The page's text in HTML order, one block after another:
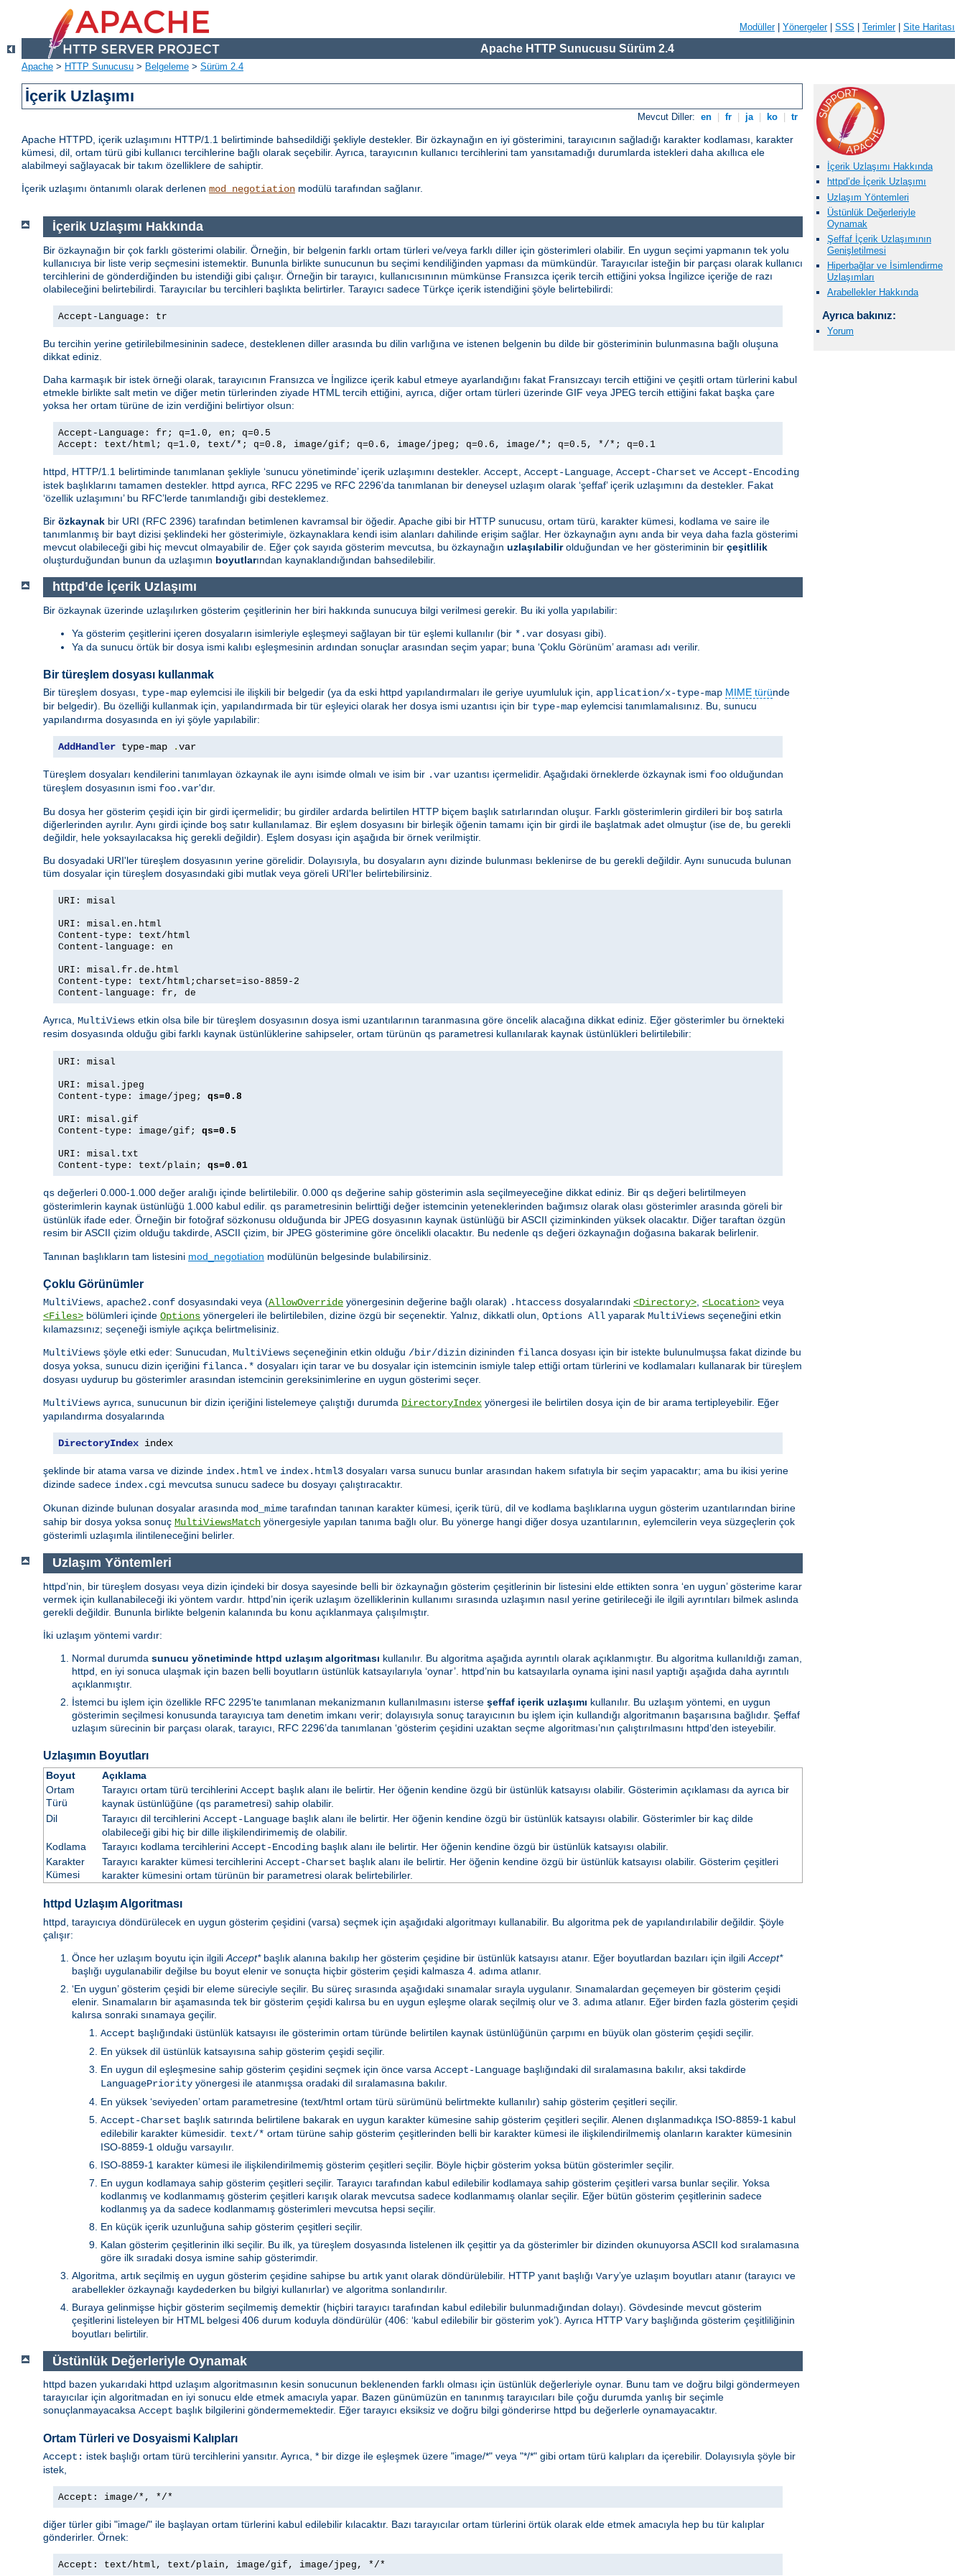
Modüller| Yönergeler| SSS Terimler| Site Haritası
Apache HTTP Sunucusu Sürüm 2.4
Apache > HTTP Sunucusu > Belgeleme > Sürüm 2.4
İçerik Uzlaşımı
Mevcut Diller: en fr ja ko tr
Apache HTTPD, içerik uzlaşımını HTTP/1.1 belirtiminde bahsedildiği şekliyle destekler. Bir özkaynağın en iyi gösterimini, tarayıcının sağladığı karakter kodlaması, karakter
kümesi, dil, ortam türü gibi kullanıcı tercihlerine bağlı olarak seçebilir. Ayrıca, tarayıcının kullanıcı tercihlerini tam yansıtamadığı durumlarda istekleri daha akıllıca ele
alabilmeyi sağlayacak bir takım özelliklere de sahiptir.
İçerik uzlaşımı öntanımlı olarak derlenen mod_negotiation modülü tarafından sağlanır.
İçerik Uzlaşımı Hakkında
httpd’de İçerik Uzlaşımı
Uzlaşım Yöntemleri
Üstünlük Değerleriyle
Oynamak
Şeffaf İçerik Uzlaşımının
Genişletilmesi
Hiperbağlar ve İsimlendirme
Uzlaşımları
Arabellekler Hakkında
Ayrıca bakınız:
Yorum
İçerik Uzlaşımı Hakkında
Bir özkaynağın bir çok farklı gösterimi olabilir. Örneğin, bir belgenin farklı ortam türleri ve/veya farklı diller için gösterimleri olabilir. En uygun seçimi yapmanın tek yolu
kullanıcıya bir liste verip seçmesini istemektir. Bununla birlikte sunucunun bu seçimi kendiliğinden yapması da mümkündür. Tarayıcılar isteğin bir parçası olarak kullanıcı
tercihlerini de gönderdiğinden bu istendiği gibi çalışır. Örneğin bir tarayıcı, kullanıcısınının mümkünse Fransızca içerik tercih ettiğini yoksa İngilizce içeriğe de razı
olabileceğini belirtebilirdi. Tarayıcılar bu tercihleri başlıkta belirtirler. Tarayıcı sadece Türkçe içerik istendiğini şöyle belirtebilirdi:
Accept-Language: tr
Bu tercihin yerine getirilebilmesininin sadece, desteklenen diller arasında bu dilin varlığına ve istenen belgenin bu dilde bir gösteriminin bulunmasına bağlı oluşuna
dikkat ediniz.
Daha karmaşık bir istek örneği olarak, tarayıcının Fransızca ve İngilizce içerik kabul etmeye ayarlandığını fakat Fransızcayı tercih ettiğini ve çeşitli ortam türlerini kabul
etmekle birlikte salt metin ve diğer metin türlerinden ziyade HTML tercih ettiğini, ayrıca, diğer ortam türleri üzerinde GIF veya JPEG tercih ettiğini fakat başka çare
yoksa her ortam türüne de izin verdiğini belirtiyor olsun:
Accept-Language: fr; q=1.0, en; q=0.5
Accept: text/html; q=1.0, text/*; q=0.8, image/gif; q=0.6, image/jpeg; q=0.6, image/*; q=0.5, */*; q=0.1
httpd, HTTP/1.1 belirtiminde tanımlanan şekliyle ‘sunucu yönetiminde’ içerik uzlaşımını destekler. Accept Accept-Language Accept-Charset ve Accept-Encoding
istek başlıklarını tamamen destekler. httpd ayrıca, RFC 2295 ve RFC 2296’da tanımlanan bir deneysel uzlaşım olarak ‘şeffaf’ içerik uzlaşımını da destekler. Fakat
‘özellik uzlaşımını’ bu RFC’lerde tanımlandığı gibi desteklemez.
Bir özkaynak bir URI (RFC 2396) tarafından betimlenen kavramsal bir öğedir. Apache gibi bir HTTP sunucusu, ortam türü, karakter kümesi, kodlama ve saire ile
tanımlanmış bir bayt dizisi şeklindeki her gösterimiyle, özkaynaklara kendi isim alanları dahilinde erişim sağlar. Her özkaynağın aynı anda bir veya daha fazla gösterimi
mevcut olabileceği gibi hiç mevcut olmayabilir de. Eğer çok sayıda gösterim mevcutsa, bu özkaynağın uzlaşılabilirolduğundan ve her gösteriminin bir çeşitlilik
oluşturduğundan bunun da uzlaşımın boyutlarından kaynaklandığından bahsedilebilir.
httpd’de İçerik Uzlaşımı
Bir özkaynak üzerinde uzlaşılırken gösterim çeşitlerinin her biri hakkında sunucuya bilgi verilmesi gerekir. Bu iki yolla yapılabilir:
Ya gösterim çeşitlerini içeren dosyaların isimleriyle eşleşmeyi sağlayan bir tür eşlemi kullanılır (bir *.var dosyası gibi).
Ya da sunucu örtük bir dosya ismi kalıbı eşleşmesinin ardından sonuçlar arasından seçim yapar; buna ‘Çoklu Görünüm’ araması adı verilir.
Bir türeşlem dosyası kullanmak
Bir türeşlem dosyası, type-map eylemcisi ile ilişkili bir belgedir (ya da eski httpd yapılandırmaları ile geriye uyumluluk için, application/x-type-map MIME türünde
bir belgedir). Bu özelliği kullanmak için, yapılandırmada bir tür eşleyici olarak her dosya ismi uzantısı için bir type-map eylemcisi tanımlamalısınız. Bu, sunucu
yapılandırma dosyasında en iyi şöyle yapılabilir:
AddHandler type-map .var
Türeşlem dosyaları kendilerini tanımlayan özkaynak ile aynı isimde olmalı ve isim bir .var uzantısı içermelidir. Aşağıdaki örneklerde özkaynak ismi foo olduğundan
türeşlem dosyasının ismi foo.var'dır.
Bu dosya her gösterim çeşidi için bir girdi içermelidir; bu girdiler ardarda belirtilen HTTP biçem başlık satırlarından oluşur. Farklı gösterimlerin girdileri bir boş satırla
diğerlerinden ayrılır. Aynı girdi içinde boş satır kullanılamaz. Bir eşlem dosyasını bir birleşik öğenin tamamı için bir girdi ile başlatmak adet olmuştur (ise de, bu gerekli
değildir, hele yoksayılacaksa hiç gerekli değildir). Eşlem dosyası için aşağıda bir örnek verilmiştir.
Bu dosyadaki URI'ler türeşlem dosyasının yerine görelidir. Dolayısıyla, bu dosyaların aynı dizinde bulunması beklenirse de bu gerekli değildir. Aynı sunucuda bulunan
tüm dosyalar için türeşlem dosyasındaki gibi mutlak veya göreli URI'ler belirtebilirsiniz.
URI: misal
URI: misal.en.html
Content-type: text/html
Content-language: en
URI: misal.fr.de.html
Content-type: text/html;charset=iso-8859-2
Content-language: fr, de
Ayrıca, MultiViews etkin olsa bile bir türeşlem dosyasının dosya ismi uzantılarının taranmasına göre öncelik alacağına dikkat ediniz. Eğer gösterimler bu örnekteki
resim dosyasında olduğu gibi farklı kaynak üstünlüklerine sahipseler, ortam türünün qs parametresi kullanılarak kaynak üstünlükleri belirtilebilir:
URI: misal
URI: misal.jpeg
Content-type: image/jpeg; qs=0.8
URI: misal.gif
Content-type: image/gif; qs=0.5
URI: misal.txt
Content-type: text/plain; qs=0.01
qs değerleri 0.000-1.000 değer aralığı içinde belirtilebilir. 0.000 qs değerine sahip gösterimin asla seçilmeyeceğine dikkat ediniz. Bir qs değeri belirtilmeyen
gösterimlerin kaynak üstünlüğü 1.000 kabul edilir. qs parametresinin belirttiği değer istemcinin yeteneklerinden bağımsız olarak olası gösterimler arasında göreli bir
üstünlük ifade eder. Örneğin bir fotoğraf sözkonusu olduğunda bir JPEG dosyasının kaynak üstünlüğü bir ASCII çiziminkinden yüksek olacaktır. Diğer taraftan özgün
resim bir ASCII çizim olduğu takdirde, ASCII çizim, bir JPEG gösterimine göre öncelikli olacaktır. Bu nedenle qs değeri özkaynağın doğasına bakarak belirlenir.
Tanınan başlıkların tam listesini mod_negotiation modülünün belgesinde bulabilirsiniz.
Çoklu Görünümler
MultiViews, apache2.conf dosyasındaki veya (AllowOverride yönergesinin değerine bağlı olarak) .htaccess dosyalarındaki <Directory>, <Location> veya
<Files> bölümleri içinde Options yönergeleri ile belirtilebilen, dizine özgü bir seçenektir. Yalnız, dikkatli olun, Options All yaparak MultiViews seçeneğini etkin
kılamazsınız; seçeneği ismiyle açıkça belirtmelisiniz.
MultiViews şöyle etki eder: Sunucudan, MultiViews seçeneğinin etkin olduğu /bir/dizin dizininden filanca dosyası için bir istekte bulunulmuşsa fakat dizinde bu
dosya yoksa, sunucu dizin içeriğini filanca.* dosyaları için tarar ve bu dosyalar için istemcinin ismiyle talep ettiği ortam türlerini ve kodlamaları kullanarak bir türeşlem
dosyası uydurup bu gösterimler arasından istemcinin gereksinimlerine en uygun gösterimi seçer.
MultiViews ayrıca, sunucunun bir dizin içeriğini listelemeye çalıştığı durumda DirectoryIndex yönergesi ile belirtilen dosya için de bir arama tertipleyebilir. Eğer
yapılandırma dosyalarında
DirectoryIndex index
şeklinde bir atama varsa ve dizinde index.html ve index.html3 dosyaları varsa sunucu bunlar arasından hakem sıfatıyla bir seçim yapacaktır; ama bu ikisi yerine
dizinde sadece index.cgi mevcutsa sunucu sadece bu dosyayı çalıştıracaktır.
Okunan dizinde bulunan dosyalar arasında mod_mime tarafından tanınan karakter kümesi, içerik türü, dil ve kodlama başlıklarına uygun gösterim uzantılarından birine
sahip bir dosya yoksa sonuç MultiViewsMatch yönergesiyle yapılan tanıma bağlı olur. Bu yönerge hangi diğer dosya uzantılarının, eylemcilerin veya süzgeçlerin çok
gösterimli uzlaşımla ilintileneceğini belirler.
Uzlaşım Yöntemleri
httpd’nin, bir türeşlem dosyası veya dizin içindeki bir dosya sayesinde belli bir özkaynağın gösterim çeşitlerinin bir listesini elde ettikten sonra ‘en uygun’ gösterime karar
vermek için kullanabileceği iki yöntem vardır. httpd’nin içerik uzlaşım özelliklerinin kullanımı sırasında uzlaşımın nasıl yerine getirileceği ile ilgili ayrıntıları bilmek aslında
gerekli değildir. Bununla birlikte belgenin kalanında bu konu açıklanmaya çalışılmıştır.
İki uzlaşım yöntemi vardır:
Normal durumda sunucu yönetiminde httpd uzlaşım algoritması kullanılır. Bu algoritma aşağıda ayrıntılı olarak açıklanmıştır. Bu algoritma kullanıldığı zaman,
httpd, en iyi sonuca ulaşmak için bazen belli boyutların üstünlük katsayılarıyla ‘oynar’. httpd’nin bu katsayılarla oynama işini nasıl yaptığı aşağıda daha ayrıntılı
açıklanmıştır.
İstemci bu işlem için özellikle RFC 2295’te tanımlanan mekanizmanın kullanılmasını isterse şeffaf içerik uzlaşımı kullanılır. Bu uzlaşım yöntemi, en uygun
gösterimin seçilmesi konusunda tarayıcıya tam denetim imkanı verir; dolayısıyla sonuç tarayıcının bu işlem için kullandığı algoritmanın başarısına bağlıdır. Şeffaf
uzlaşım sürecinin bir parçası olarak, tarayıcı, RFC 2296’da tanımlanan ‘gösterim çeşidini uzaktan seçme algoritması’nın çalıştırılmasını httpd’den isteyebilir.
Uzlaşımın Boyutları
Boyut
Açıklama
Ortam
Türü
Tarayıcı ortam türü tercihlerini Accept başlık alanı ile belirtir. Her öğenin kendine özgü bir üstünlük katsayısı olabilir. Gösterimin açıklaması da ayrıca bir
kaynak üstünlüğüne (qsparametresi) sahip olabilir.
Dil
Tarayıcı dil tercihlerini Accept-Languagebaşlık alanı ile belirtir. Her öğenin kendine özgü bir üstünlük katsayısı olabilir. Gösterimler bir kaç dilde
olabileceği gibi hiç bir dille ilişkilendirimemiş de olabilir.
Kodlama
Tarayıcı kodlama tercihlerini Accept-Encodingbaşlık alanı ile belirtir. Her öğenin kendine özgü bir üstünlük katsayısı olabilir.
Karakter
Kümesi
Tarayıcı karakter kümesi tercihlerini Accept-Charset başlık alanı ile belirtir. Her öğenin kendine özgü bir üstünlük katsayısı olabilir. Gösterim çeşitleri
karakter kümesini ortam türünün bir parametresi olarak belirtebilirler.
httpd Uzlaşım Algoritması
httpd, tarayıcıya döndürülecek en uygun gösterim çeşidini (varsa) seçmek için aşağıdaki algoritmayı kullanabilir. Bu algoritma pek de yapılandırılabilir değildir. Şöyle
çalışır:
Önce her uzlaşım boyutu için ilgili Accept*başlık alanına bakılıp her gösterim çeşidine bir üstünlük katsayısı atanır. Eğer boyutlardan bazıları için ilgili Accept*
başlığı uygulanabilir değilse bu boyut elenir ve sonuçta hiçbir gösterim çeşidi kalmasza 4. adıma atlanır.
‘En uygun’ gösterim çeşidi bir eleme süreciyle seçilir. Bu süreç sırasında aşağıdaki sınamalar sırayla uygulanır. Sınamalardan geçemeyen bir gösterim çeşidi
elenir. Sınamaların bir aşamasında tek bir gösterim çeşidi kalırsa bu en uygun eşleşme olarak seçilmiş olur ve 3. adıma atlanır. Eğer birden fazla gösterim çeşidi
kalırsa sonraki sınamaya geçilir.
Accept başlığındaki üstünlük katsayısı ile gösterimin ortam türünde belirtilen kaynak üstünlüğünün çarpımı en büyük olan gösterim çeşidi seçilir.
En yüksek dil üstünlük katsayısına sahip gösterim çeşidi seçilir.
En uygun dil eşleşmesine sahip gösterim çeşidini seçmek için önce varsa Accept-Language başlığındaki dil sıralamasına bakılır, aksi takdirde
LanguagePriority yönergesi ile atanmışsa oradaki dil sıralamasına bakılır.
En yüksek ‘seviyeden’ ortam parametresine (text/html ortam türü sürümünü belirtmekte kullanılır) sahip gösterim çeşitleri seçilir.
Accept-Charset başlık satırında belirtilene bakarak en uygun karakter kümesine sahip gösterim çeşitleri seçilir. Alenen dışlanmadıkça ISO-8859-1 kabul
edilebilir karakter kümesidir. text/* ortam türüne sahip gösterim çeşitlerinden belli bir karakter kümesi ile ilişkilendirilmemiş olanların karakter kümesinin
ISO-8859-1 olduğu varsayılır.
ISO-8859-1 karakter kümesi ile ilişkilendirilmemiş gösterim çeşitleri seçilir. Böyle hiçbir gösterim yoksa bütün gösterimler seçilir.
En uygun kodlamaya sahip gösterim çeşitleri seçilir. Tarayıcı tarafından kabul edilebilir kodlamaya sahip gösterim çeşitleri varsa bunlar seçilir. Yoksa
kodlanmış ve kodlanmamış gösterim çeşitleri karışık olarak mevcutsa sadece kodlanmamış olanlar seçilir. Eğer bütün gösterim çeşitlerinin sadece
kodlanmış ya da sadece kodlanmamış gösterimleri mevcutsa hepsi seçilir.
En küçük içerik uzunluğuna sahip gösterim çeşitleri seçilir.
Kalan gösterim çeşitlerinin ilki seçilir. Bu ilk, ya türeşlem dosyasında listelenen ilk çeşittir ya da gösterimler bir dizinden okunuyorsa ASCII kod sıralamasına
göre ilk sıradaki dosya ismine sahip gösterimdir.
Algoritma, artık seçilmiş en uygun gösterim çeşidine sahipse bu artık yanıt olarak döndürülebilir. HTTP yanıt başlığı Vary’ye uzlaşım boyutları atanır (tarayıcı ve
arabellekler özkaynağı kaydederken bu bilgiyi kullanırlar) ve algoritma sonlandırılır.
Buraya gelinmişse hiçbir gösterim seçilmemiş demektir (hiçbiri tarayıcı tarafından kabul edilebilir bulunmadığından dolayı). Gövdesinde mevcut gösterim
çeşitlerini listeleyen bir HTML belgesi 406 durum koduyla döndürülür (406: ‘kabul edilebilir bir gösterim yok’). Ayrıca HTTP Vary başlığında gösterim çeşitliliğinin
boyutları belirtilir.
Üstünlük Değerleriyle Oynamak
httpd bazen yukarıdaki httpd uzlaşım algoritmasının kesin sonucunun beklenenden farklı olması için üstünlük değerleriyle oynar. Bunu tam ve doğru bilgi göndermeyen
tarayıcılar için algoritmadan en iyi sonucu elde etmek amacıyla yapar. Bazen günümüzün en tanınmış tarayıcıları bile çoğu durumda yanlış bir seçimle
sonuçlanmayacaksa Accept başlık bilgilerini göndermemektedir. Eğer tarayıcı eksiksiz ve doğru bilgi gönderirse httpd bu değerlerle oynamayacaktır.
Ortam Türleri ve Dosyaismi Kalıpları
Accept: istek başlığı ortam türü tercihlerini yansıtır. Ayrıca, * bir dizge ile eşleşmek üzere "image/*" veya "*/*" gibi ortam türü kalıpları da içerebilir. Dolayısıyla şöyle bir
istek,
Accept: image/*, */*
diğer türler gibi "image/" ile başlayan ortam türlerini kabul edilebilir kılacaktır. Bazı tarayıcılar ortam türlerini örtük olarak elde etmek amacıyla hep bu tür kalıplar
gönderirler. Örnek:
Accept: text/html, text/plain, image/gif, image/jpeg, */*